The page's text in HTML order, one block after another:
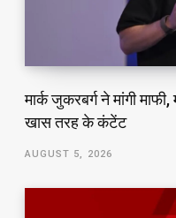
मार्क जुकरबर्ग ने मांगी
खास तरह के कंटेंट
AUGUST 5, 2026